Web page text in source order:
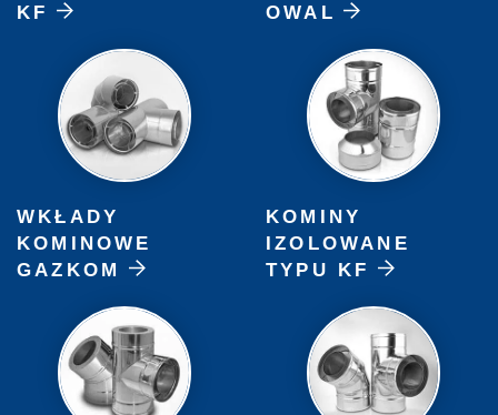
KF
OWAL
WKŁADY
KOMINOWE
GAZKOM
KOMINY
IZOLOWANE
TYPU KF